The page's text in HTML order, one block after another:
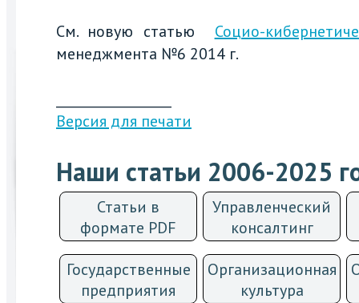
См. новую статью Социо-
менеджмента №6 2014 г.
Версия для печати
Наши статьи 2006-2025
Статьи в
формате PDF
Управленческий
консалтинг
Государственные
предприятия
Организационная
культурa